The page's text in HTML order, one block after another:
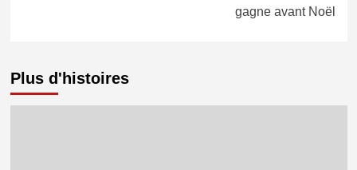
gagne avant Noël
Plus d'histoires